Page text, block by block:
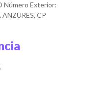
Número Exterior:
CP